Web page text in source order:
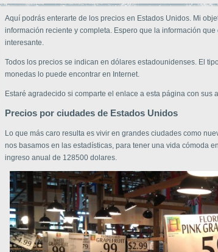
Aquí podrás enterarte de los precios en Estados Unidos. Mi
información reciente y completa. Espero que la información
interesante.
Todos los precios se indican en dólares estadounidenses. El
monedas lo puede encontrar en Internet.
Estaré agradecido si comparte el enlace a esta página con sus
Precios por ciudades de Estados Unidos
Lo que más caro resulta es vivir en grandes ciudades como
nos basamos en las estadísticas, para tener una vida cómoda
ingreso anual de 128500 dolares.